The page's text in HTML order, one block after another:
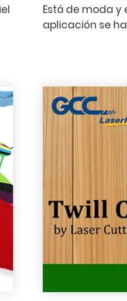
Está de moda
aplicación se